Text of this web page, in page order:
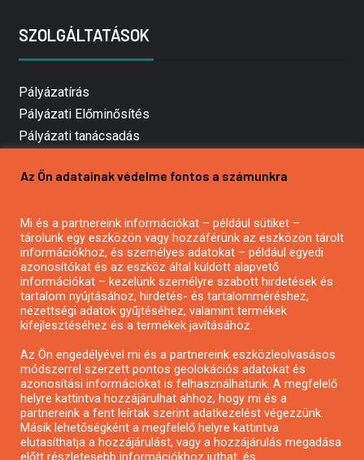
SZOLGÁLTATÁSOK
Pályázatírás
Pályázati Előminősítés
Pályázati tanácsadás
Mezőgazdasági pályázatírás
Pályázatírás civil szervezeteknek
Pályázatírás önkormányzatoknak
Pályázatfigyelés
Specifikus pályázatfigyelés vagy hírlevél
Pályázatok magánszemélyeknek
Pályázatok civil szervezeteknek
Pályázatok vállalkozásoknak
Az Ön adatainak védelme fontos a számunkra
Mi és a partnereink információkat – például sütiket –
tárolunk egy eszközön vagy hozzáférünk az eszközön tárolt
információkhoz, és személyes adatokat – például egyedi
azonosítókat és az eszköz által küldött alapvető
információkat – kezelünk személyre szabott hirdetések és
tartalom nyújtásához, hirdetés- és tartalomméréshez,
nézettségi adatok gyűjtéséhez, valamint termékek
kifejlesztéséhez és a termékek javításához.
Az Ön engedélyével mi és a partnereink eszközleolvasásos
módszerrel szerzett pontos geolokációs adatokat és
azonosítási információkat is felhasználhatunk. A megfelelő
helyre kattintva hozzájárulhat ahhoz, hogy mi és a
partnereink a fent leírtak szerint adatkezelést végezzünk.
Másik lehetőségként a megfelelő helyre kattintva
elutasíthatja a hozzájárulást, vagy a hozzájárulás megadása
előtt részletesebb információkhoz juthat, és